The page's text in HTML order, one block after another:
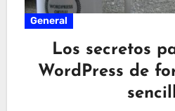
General
Los secretos
WordPress de